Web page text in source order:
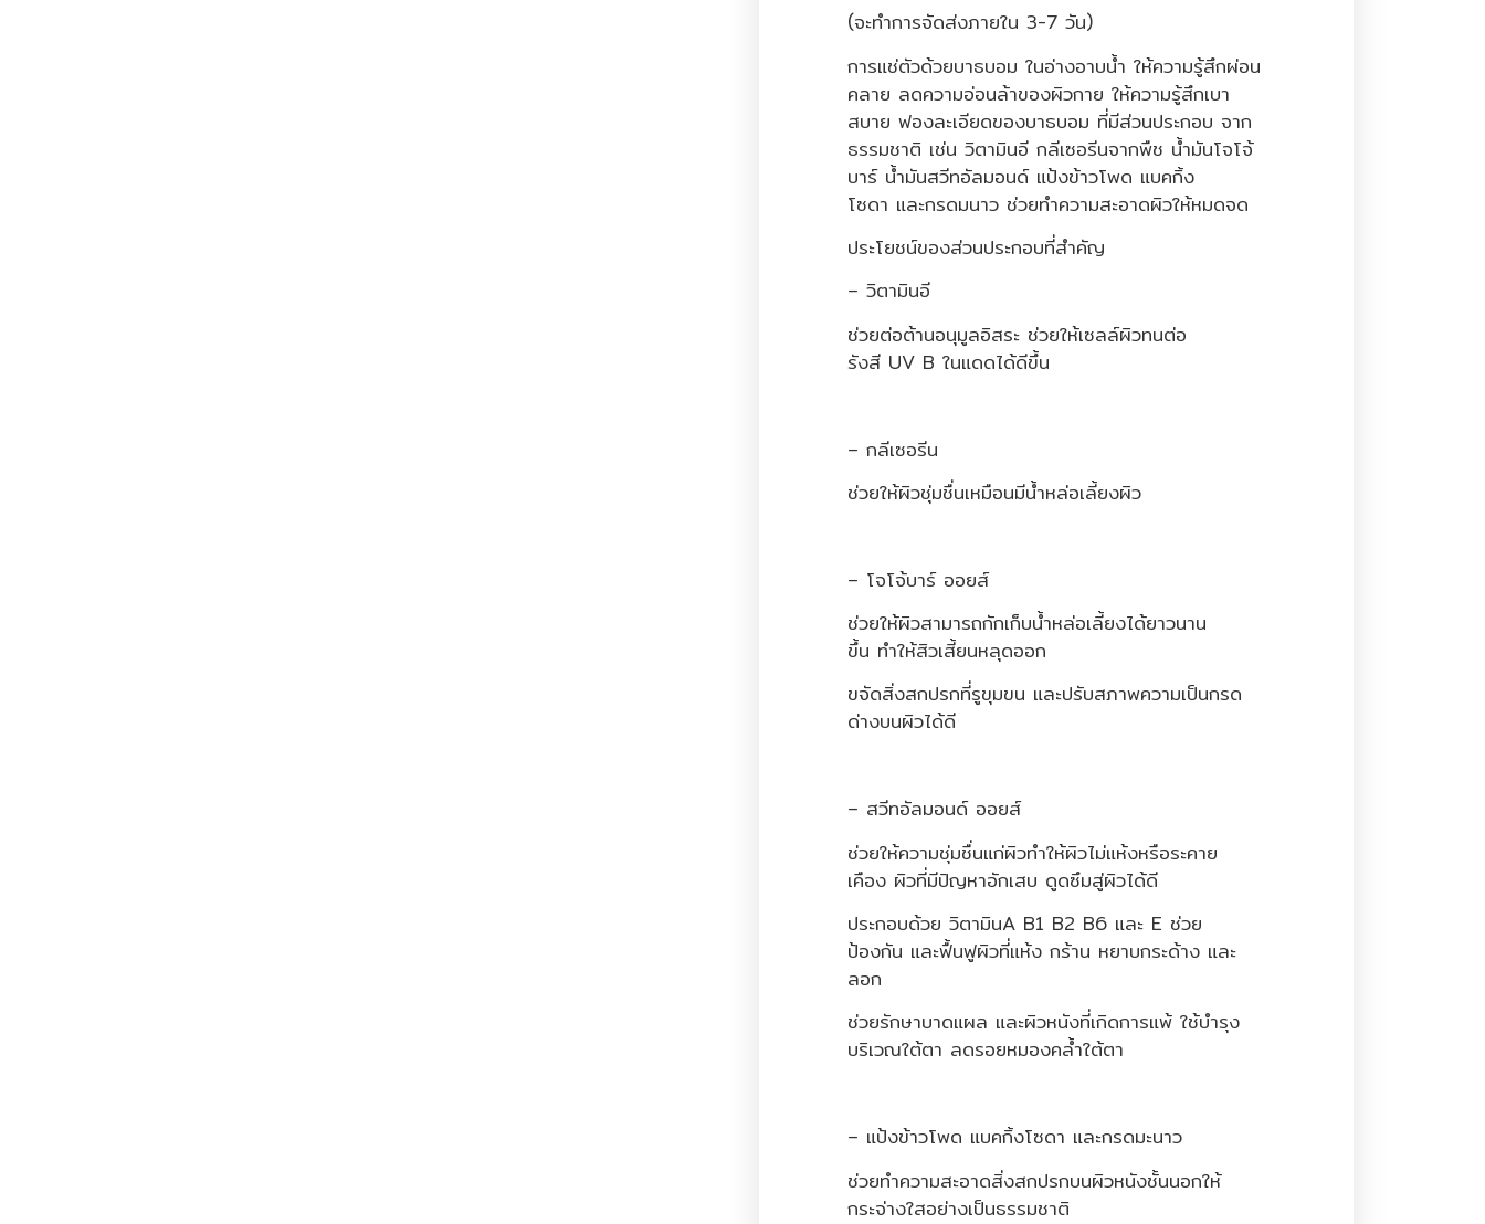
(จะทำการจัดส่งภายใน 3-7 วัน)
การแช่ตัวด้วยบาธบอม ในอ่างอาบน้ำ ให้ความรู้สึกผ่อน
คลาย ลดความอ่อนล้าของผิวกาย ให้ความรู้สึกเบา
สบาย ฟองละเอียดของบาธบอม ที่มีส่วนประกอบ จาก
ธรรมชาติ เช่น วิตามินอี กลีเซอรีนจากพืช น้ำมันโจโจ้
บาร์ น้ำมันสวีทอัลมอนด์ แป้งข้าวโพด แบคกิ้ง
โซดา และกรดมนาว ช่วยทำความสะอาดผิวให้หมดจด
ประโยชน์ของส่วนประกอบที่สำคัญ
– วิตามินอี
ช่วยต่อต้านอนุมูลอิสระ ช่วยให้เซลล์ผิวทนต่อ
รังสี UV B ในแดดได้ดีขึ้น
– กลีเซอรีน
ช่วยให้ผิวชุ่มชื่นเหมือนมีน้ำหล่อเลี้ยงผิว
– โจโจ้บาร์ ออยส์
ช่วยให้ผิวสามารถกักเก็บน้ำหล่อเลี้ยงได้ยาวนาน
ขึ้น ทำให้สิวเสี้ยนหลุดออก
ขจัดสิ่งสกปรกที่รูขุมขน และปรับสภาพความเป็นกรด
ด่างบนผิวได้ดี
– สวีทอัลมอนด์ ออยส์
ช่วยให้ความชุ่มชื่นแก่ผิวทำให้ผิวไม่แห้งหรือระคาย
เคือง ผิวที่มีปัญหาอักเสบ ดูดซึมสู่ผิวได้ดี
ประกอบด้วย วิตามินA B1 B2 B6 และ E ช่วย
ป้องกัน และฟื้นฟูผิวที่แห้ง กร้าน หยาบกระด้าง และ
ลอก
ช่วยรักษาบาดแผล และผิวหนังที่เกิดการแพ้ ใช้บำรุง
บริเวณใต้ตา ลดรอยหมองคล้ำใต้ตา
– แป้งข้าวโพด แบคกิ้งโซดา และกรดมะนาว
ช่วยทำความสะอาดสิ่งสกปรกบนผิวหนังชั้นนอกให้
กระจ่างใสอย่างเป็นธรรมชาติ